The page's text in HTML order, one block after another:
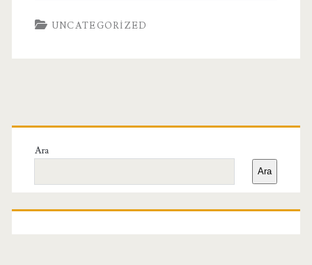
UNCATEGORIZED
Birincil
Yan
Menü
Ara
Ara